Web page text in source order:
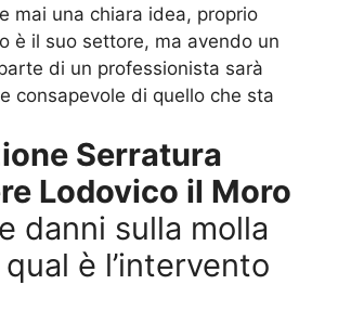
mai una chiara idea, proprio
è il suo settore, ma avendo un
di un professionista sarà
consapevole di quello che sta
Serratura
Lodovico il Moro
e danni sulla molla
è l’intervento